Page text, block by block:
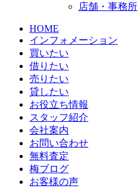
店舗・事務所
HOME
インフォメーション
買いたい
借りたい
売りたい
貸したい
お役立ち情報
スタッフ紹介
会社案内
お問い合わせ
無料査定
梅ブログ
お客様の声